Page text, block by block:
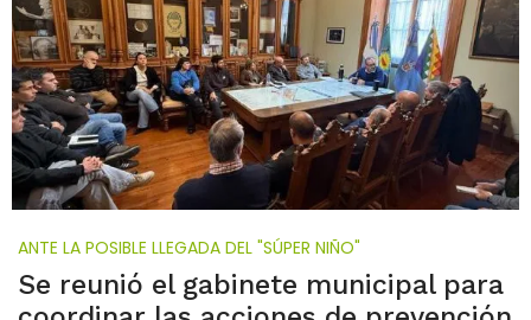
ANTE LA POSIBLE LLEGADA DEL "SÚPER NIÑO"
Se reunió el gabinete municipal para